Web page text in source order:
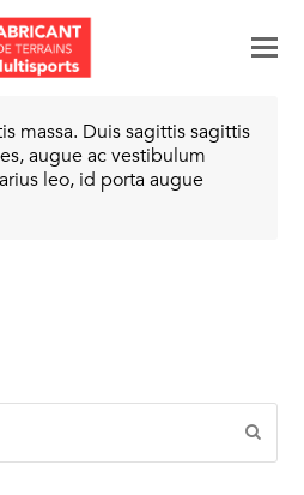
massa. Duis sagittis sagittis
augue ac vestibulum
leo, id porta augue